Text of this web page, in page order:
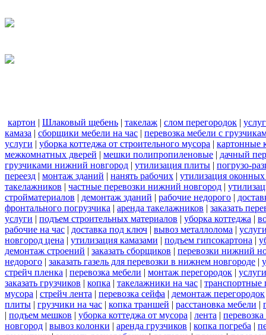
картон | Шлаковый щебень | такелаж | слом перегородок |
камаза | сборщики мебели на час | перевозка мебели с
услуги | уборка коттеджа от строительного мусора | картонные
межкомнатных дверей | мешки полипропиленовые | дачный
грузчиками нижний новгород | утилизация плиты | погрузо-
переезд | монтаж зданий | нанять рабочих | утилизация
такелажников | частные перевозки нижний новгород |
стройматериалов | демонтаж зданий | рабочие недорого |
фронтального погрузчика | аренда такелажников | заказать
услуги | подъем строительных материалов | уборка коттеджа |
рабочие на час | доставка под ключ | вывоз металлолома |
новгород цена | утилизация камазами | подъем гипсокартона |
демонтаж строений | заказать сборщиков | перевозки нижний
недорого | заказать газель для перевозки в нижнем новгороде |
стрейч пленка | перевозка мебели | монтаж перегородок |
заказать грузчиков | копка | такелажники на час | транспортные
мусора | стрейч лента | перевозка сейфа | демонтаж перегородок
плиты | грузчики на час | копка траншей | расстановка мебели |
| подъем мешков | уборка коттеджа от мусора | лента |
новгород | вывоз колонки | аренда грузчиков | копка погреба |